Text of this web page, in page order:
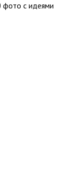
фото с идеями